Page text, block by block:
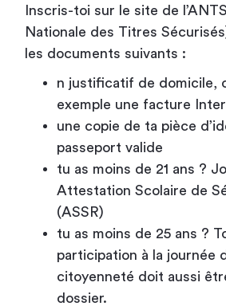
Inscris-toi sur le site de
Nationale des Titres
les documents suivants :
n justificatif de domicile,
exemple une facture
une copie de ta pièce
passeport valide
tu as moins de 21 ans ?
Attestation Scolaire de
(ASSR)
tu as moins de 25 ans ?
participation à la journée
citoyenneté doit aussi
dossier.